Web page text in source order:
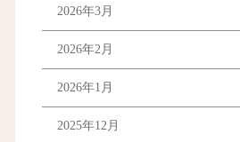
2026年3月
2026年2月
2026年1月
2025年12月